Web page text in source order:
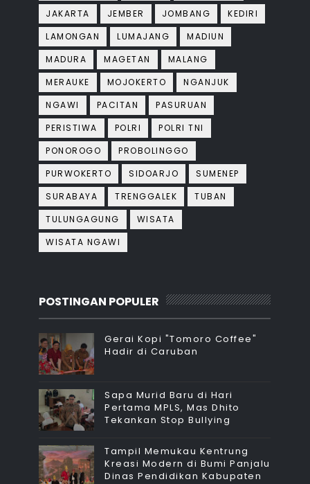
JAKARTA
JEMBER JOMBANG
KEDIRI
LAMONGAN
LUMAJANG
MADIUN
MADURA
MAGETAN
MALANG
MERAUKE
MOJOKERTO
NGANJUK
NGAWI
PACITAN
PASURUAN
PERISTIWA
POLRI
POLRI TNI
PONOROGO
PROBOLINGGO
PURWOKERTO
SIDOARJO
SUMENEP
SURABAYA
TRENGGALEK
TUBAN
TULUNGAGUNG
WISATA
WISATA NGAWI
POSTINGAN POPULER
Gerai Kopi "Tomoro Coffee"
Hadir di Caruban
Sapa Murid Baru di Hari
Pertama MPLS, Mas Dhito
Tekankan Stop Bullying
Tampil Memukau Kentrung
Kreasi Modern di Bumi Panjalu
Dinas Pendidikan Kabupaten